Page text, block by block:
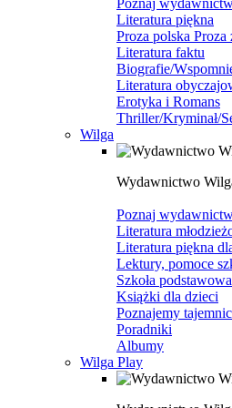
Poznaj
Literatura piękna
Proza polska Proza
Literatura faktu
Biografie/
Literatura
Erotyka i Romans
Thriller/Kryminał/
Wilga
Wydawnictwo
Poznaj
Literatura
Literatura piękna
Lektury, pomoce
Szkoła podstawowa
Książki dla dzieci
Poznajemy
Poradniki
Albumy
Wilga Play